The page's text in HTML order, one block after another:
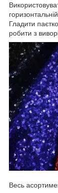
Гладити
робити з
Весь